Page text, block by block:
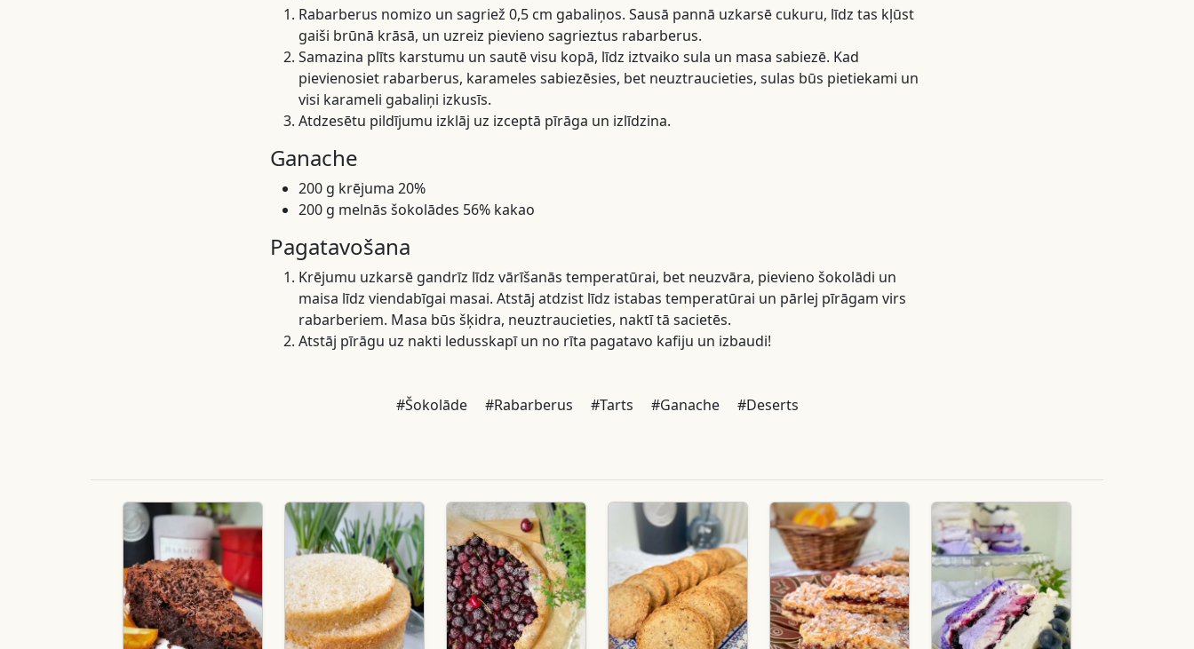
Rabarberus nomizo un sagriež 0,5 cm gabaliņos. Sausā pannā uzkarsē cukuru, līdz tas kļūst
gaiši brūnā krāsā, un uzreiz pievieno sagrieztus rabarberus.
Samazina plīts karstumu un sautē visu kopā, līdz iztvaiko sula un masa sabiezē. Kad
pievienosiet rabarberus, karameles sabiezēsies, bet neuztraucieties, sulas būs pietiekami un
visi karameli gabaliņi izkusīs.
Atdzesētu pildījumu izklāj uz izceptā pīrāga un izlīdzina.
Ganache
200 g krējuma 20%
200 g melnās šokolādes 56% kakao
Pagatavošana
Krējumu uzkarsē gandrīz līdz vārīšanās temperatūrai, bet neuzvāra, pievieno šokolādi un
maisa līdz viendabīgai masai. Atstāj atdzist līdz istabas temperatūrai un pārlej pīrāgam virs
rabarberiem. Masa būs šķidra, neuztraucieties, naktī tā sacietēs.
Atstāj pīrāgu uz nakti ledusskapī un no rīta pagatavo kafiju un izbaudi!
#Šokolāde #Rabarberus #Tarts #Ganache #Deserts